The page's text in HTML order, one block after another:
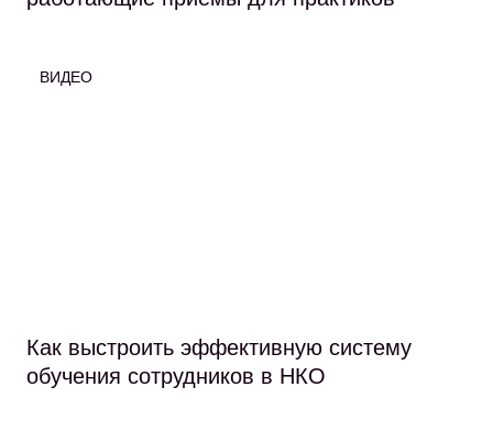
ВИДЕО
Как выстроить эффективную систему
обучения сотрудников в НКО